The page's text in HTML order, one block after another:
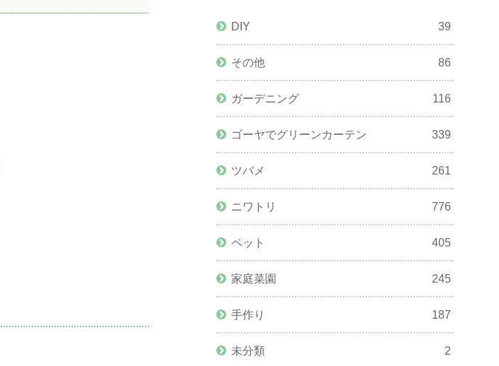
DIY 39
その他 86
ガーデニング 116
ゴーヤでグリーンカーテン 339
ツバメ 261
ニワトリ 776
ペット 405
家庭菜園 245
手作り 187
未分類 2